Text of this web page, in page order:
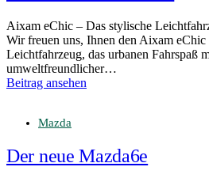
Aixam eChic – Das stylische
Wir freuen uns, Ihnen den Aixam eChic
Leichtfahrzeug, das urbanen Fahrspaß
umweltfreundlicher…
Beitrag ansehen
Mazda
Der neue Mazda6e